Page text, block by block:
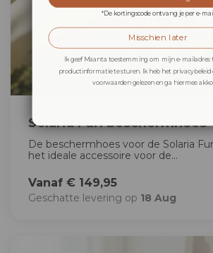
Solaria Furl beschermhoes
De beschermhoes voor de Solaria
het ideale accessoire voor de...
Vanaf € 149,95
Geschatte levering op 18 Aug
*De kortingscode ontvang je per e-
Misschien later
Ik geef Maanta toestemming om mijn e-mailadres
productinformatie te sturen. Ik heb het privacybeleid
voorwaarden gelezen en ga hiermee